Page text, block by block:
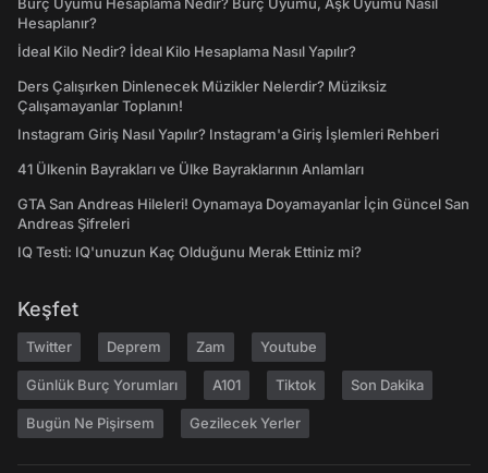
Burç Uyumu Hesaplama Nedir? Burç Uyumu, Aşk Uyumu Nasıl
Hesaplanır?
İdeal Kilo Nedir? İdeal Kilo Hesaplama Nasıl Yapılır?
Ders Çalışırken Dinlenecek Müzikler Nelerdir? Müziksiz
Çalışamayanlar Toplanın!
Instagram Giriş Nasıl Yapılır? Instagram'a Giriş İşlemleri Rehberi
41 Ülkenin Bayrakları ve Ülke Bayraklarının Anlamları
GTA San Andreas Hileleri! Oynamaya Doyamayanlar İçin Güncel San
Andreas Şifreleri
IQ Testi: IQ'unuzun Kaç Olduğunu Merak Ettiniz mi?
Keşfet
Twitter Deprem Zam Youtube
Günlük Burç Yorumları A101 Tiktok Son Dakika
Bugün Ne Pişirsem Gezilecek Yerler